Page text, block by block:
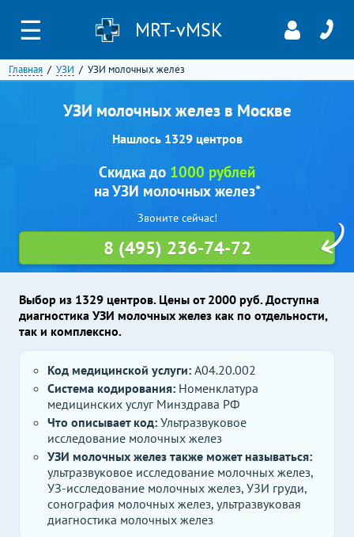
☰ MRT-vMSK
Главная УЗИ УЗИ молочных желез
УЗИ молочных желез в Москве
Нашлось 1329 центров
Выбор из 1329 центров. Цены от 2000 руб. Доступна
диагностика УЗИ молочных желез как по отдельности,
так и комплексно.
Код медицинской услуги: A04.20.002
Система кодирования: Номенклатура
медицинских услуг Минздрава РФ
Что описывает код: Ультразвуковое
исследование молочных желез
УЗИ молочных желез также может называться:
ультразвуковое исследование молочных желез,
УЗ-исследование молочных желез, УЗИ груди,
сонография молочных желез, ультразвуковая
диагностика молочных желез
Скидка до 1000 рублей
на УЗИ молочных желез*
Звоните сейчас!
8 (495) 236-74-72